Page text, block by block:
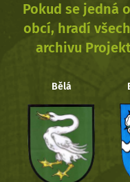
Pokud se jedná
obcí, hradí
archivu
Bělá